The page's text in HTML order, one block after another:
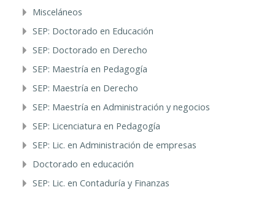
Misceláneos
SEP: Doctorado en Educación
SEP: Doctorado en Derecho
SEP: Maestría en Pedagogía
SEP: Maestría en Derecho
SEP: Maestría en Administración y negocios
SEP: Licenciatura en Pedagogía
SEP: Lic. en Administración de empresas
Doctorado en educación
SEP: Lic. en Contaduría y Finanzas